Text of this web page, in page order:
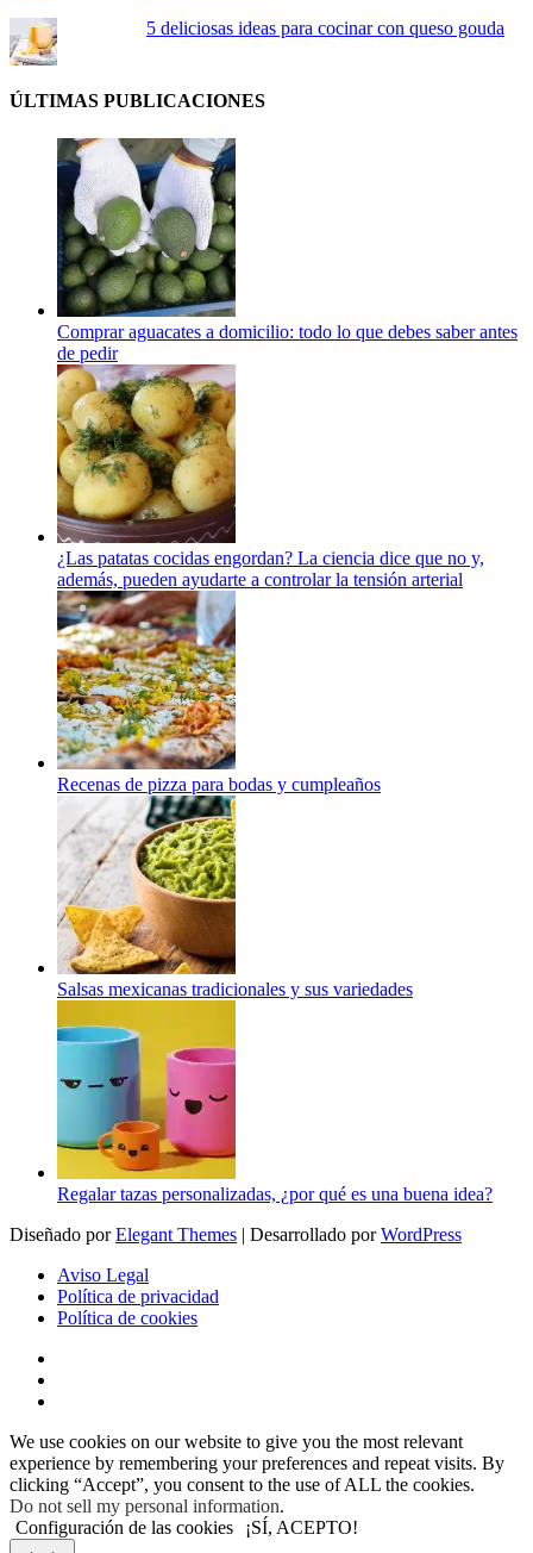
5 deliciosas ideas para cocinar con queso gouda
ÚLTIMAS PUBLICACIONES
Comprar aguacates a domicilio: todo lo que debes saber antes
de pedir
¿Las patatas cocidas engordan? La ciencia dice que no y,
además, pueden ayudarte a controlar la tensión arterial
Recenas de pizza para bodas y cumpleaños
Salsas mexicanas tradicionales y sus variedades
Regalar tazas personalizadas, ¿por qué es una buena idea?
Diseñado porElegant Themes | Desarrollado porWordPress
Aviso Legal
Política de privacidad
Política de cookies
We use cookies on our website to give you the most relevant
experience by remembering your preferences and repeat visits. By
clicking “Accept”, you consent to the use of ALL the cookies.
Do not sell my personal information.
Configuración de las cookies
¡SÍ, ACEPTO!